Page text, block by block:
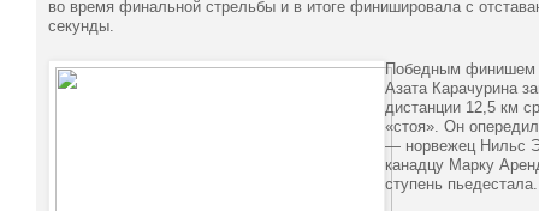
во время финальной стрельбы и в итоге финишировала с
секунды.
Победным финишем
Азата Карачурина
дистанции 12,5 км
«стоя». Он
— норвежец Нильс
канадцу Марку
ступень пьедестала.